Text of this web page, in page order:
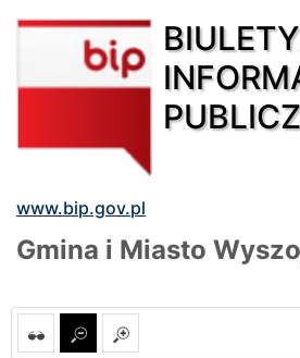
www.bip.gov.pl
Gmina i Miasto